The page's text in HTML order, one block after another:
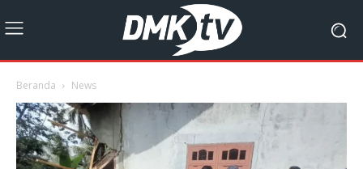
Beranda News